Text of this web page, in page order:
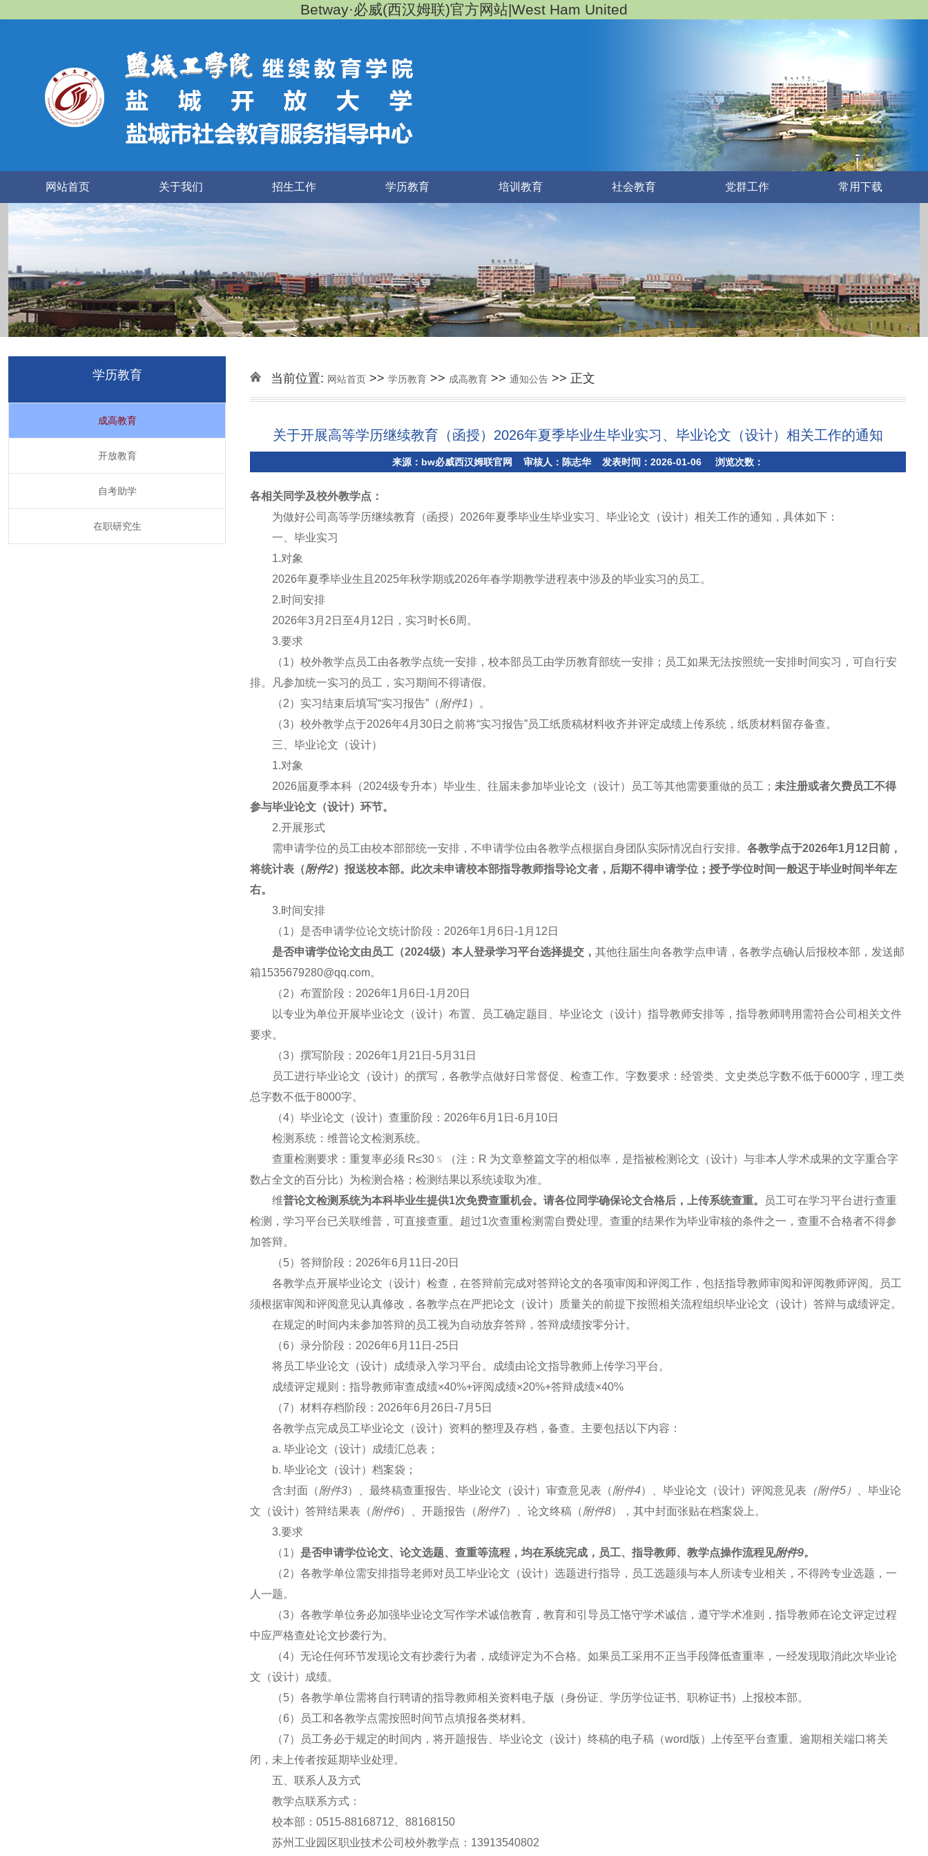
Betway·必威(西汉姆联)官方网站|West Ham United
网站首页 关于我们 招生工作 学历教育 培训教育 社会教育 党群工作 常用下载
学历教育
成高教育
开放教育
自考助学
在职研究生
当前位置: 网站首页 >> 学历教育 >> 成高教育 >> 通知公告 >> 正文
关于开展高等学历继续教育（函授）2026年夏季毕业生毕业实习、毕业论文（设计）相关工作的通知
来源：bw必威西汉姆联官网 审核人：陈志华 发表时间：2026-01-06 浏览次数：
各相关同学及校外教学点：
为做好公司高等学历继续教育（函授）2026年夏季毕业生毕业实习、毕业论文（设计）相关工作的通知，具体如下：
一、毕业实习
1.对象
2026年夏季毕业生且 2025年秋学期或2026年春学期教学进程表中涉及的毕业实习的员工。
2.时间安排
2026年3月2日至4月12日，实习时长6周。
3.要求
（1）校外教学点员工由各教学点统一安排，校本部员工由学历教育部统一安排；员工如果无法按照统一安排时间实习，可自行安
排。凡参加统一实习的员工，实习期间不得请假。
（2）实习结束后填写“实习报告”（附件1 ）。
（3）校外教学点于2026年4月30日之前将“实习报告”员工纸质稿材料收齐并评定成绩上传系统，纸质材料留存备查。
三、毕业论文（设计）
1.对象
2026届夏季本科（2024级专升本）毕业生、往届未参加毕业论文（设计）员工等其他需要重做的员工； 未注册或者欠费员工不得
参与毕业论文（设计）环节。
2.开展形式
需申请学位的员工由校本部部统一安排，不申请学位由各教学点根据自身团队实际情况自行安排。 各教学点于2026年1月12日前，
将统计表（附件2）报送校本部。此次未申请校本部指导教师指导论文者，后期不得申请学位 ；授予学位时间一般迟于毕业时间半年左
右。
3.时间安排
（1）是否申请学位论文统计阶段：2026年1月6日-1月12日
是否申请学位论文由员工（2024级）本人登录学习平台选择提交， 其他往届生向各教学点申请，各教学点确认后报校本部，发送邮
箱1535679280@qq.com。
（2）布置阶段：2026年1月6日-1月20日
以专业为单位开展毕业论文（设计）布置、员工确定题目、毕业论文（设计）指导教师安排等，指导教师聘用需符合公司相关文件
要求。
（3）撰写阶段：2026年1月21日-5月31日
员工进行毕业论文（设计）的撰写，各教学点做好日常督促、检查工作。字数要求：经管类、文史类总字数不低于6000字，理工类
总字数不低于8000字。
（4）毕业论文（设计）查重阶段：2026年6月1日-6月10日
检测系统：维普论文检测系统。
查重检测要求：重复率必须 R≤30﹪（注：R 为文章整篇文字的相似率，是指被检测论文（设计）与非本人学术成果的文字重合字
数占全文的百分比）为检测合格；检测结果以系统读取为准。
维普论文检测系统为本科毕业生提供1次免费查重机会。请各位同学确保论文合格后，上传系统查重。
员工可在学习平台进行查重
检测，学习平台已关联维普，可直接查重。超过1次查重检测需自费处理。查重的结果作为毕业审核的条件之一，查重不合格者不得参
加答辩。
（5）答辩阶段：2026年6月11日-20日
各教学点开展毕业论文（设计）检查，在答辩前完成对答辩论文的各项审阅和评阅工作，包括指导教师审阅和评阅教师评阅。员工
须根据审阅和评阅意见认真修改，各教学点在严把论文（设计）质量关的前提下按照相关流程组织毕业论文（设计）答辩与成绩评定。
在规定的时间内未参加答辩的员工视为自动放弃答辩，答辩成绩按零分计。
（6）录分阶段：2026年6月11日-25日
将员工毕业论文（设计）成绩录入学习平台。成绩由论文指导教师上传学习平台。
成绩评定规则：指导教师审查成绩×40%+评阅成绩×20%+答辩成绩×40%
（7）材料存档阶段：2026年6月26日-7月5日
各教学点完成员工毕业论文（设计）资料的整理及存档，备查。主要包括以下内容：
a. 毕业论文（设计）成绩汇总表；
b. 毕业论文（设计）档案袋；
含:封面（附件3）、最终稿查重报告、毕业论文（设计）审查意见表（附件4）、毕业论文（设计）评阅意见表 （附件5）
、毕业论
文（设计）答辩结果表（附件6）、开题报告（附件7）、论文终稿（附件8），其中封面张贴在档案袋上。
3.要求
（1） 是否申请学位论文、论文选题、查重等流程，均在系统完成，员工、指导教师、教学点操作流程见附件9。
（2）各教学单位需安排指导老师对员工毕业论文（设计）选题进行指导，员工选题须与本人所读专业相关，不得跨专业选题，一
人一题。
（3）各教学单位务必加强毕业论文写作学术诚信教育，教育和引导员工恪守学术诚信，遵守学术准则，指导教师在论文评定过程
中应严格查处论文抄袭行为。
（4）无论任何环节发现论文有抄袭行为者，成绩评定为不合格。如果员工采用不正当手段降低查重率，一经发现取消此次毕业论
文（设计）成绩。
（5）各教学单位需将自行聘请的指导教师相关资料电子版（身份证、学历学位证书、职称证书）上报校本部。
（6）员工和各教学点需按照时间节点填报各类材料。
（7）员工务必于规定的时间内，将开题报告、毕业论文（设计）终稿的电子稿（word版）上传至平台查重。逾期相关端口将关
闭，未上传者按延期毕业处理。
五、联系人及方式
教学点联系方式：
校本部：0515-88168712、88168150
苏州工业园区职业技术公司校外教学点：13913540802